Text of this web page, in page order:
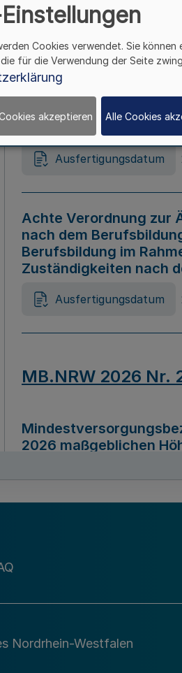
Gesetz zur
Ausfertigungsdatum
Gesetz zur Änderung
Ausfertigungsdatum
Achte Verordnung zur
nach dem
Berufsbildung im
Zuständigkeiten nach
Ausfertigungsdatum
MB.NRW 2026 Nr.
2026 maßgeblichen
Richtlinie zur
Nordrhein-Westfalen
Cookies verwendet. Sie können
für die Verwendung der Seite
akzeptieren Alle Cookies